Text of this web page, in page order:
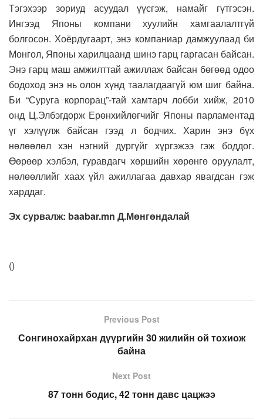
Тэгэхээр зориуд асуудал үүсгэж, намайг гүтгэсэн.
Ингээд Японы компани хуулийн хамгаалалтгүй
болгосон. Хоёрдугаарт, энэ компаниар дамжуулаад би
Монгол, Японы харилцаанд шинэ гарц гаргасан байсан.
Энэ гарц маш амжилттай ажиллаж байсан бөгөөд одоо
бодоход энэ нь олон хүнд таалагдаагүй юм шиг байна.
Би “Суруга корпорац”-тай хамтарч лобби хийж, 2010
онд Ц.Элбэгдорж Ерөнхийлөгчийг Японы парламентад
үг хэлүүлж байсан гээд л бодчих. Харин энэ бүх
нөлөөлөл хэн нэгний дургүйг хүргэжээ гэж боддог.
Өөрөөр хэлбэл, гуравдагч хөршийн хөрөнгө оруулалт,
нөлөөллийг хаах үйл ажиллагаа давхар явагдсан гэж
харддаг.
Эх сурвалж: baabar.mn Д.Мөнгөндалай
()
Previous Post
Сонгинохайрхан дүүргийн 30 жилийн ой тохиож
байна
Next Post
87 тонн бодис, 42 тонн давс цацжээ